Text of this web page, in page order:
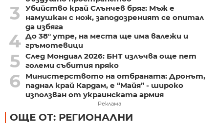
3
Убийство край Слънчев бряг: Мъж е
намушкан с нож, заподозреният се опитал
да избяга
4 До 38° утре, на места ще има валежи и
гръмотевици
5 След Мондиал 2026: БНТ излъчва още пет
големи събития пряко
6
Министерството на отбраната: Дронът,
паднал край Кардам, е “Майя” - широко
използван от украинската армия
Реклама
ОЩЕ ОТ: РЕГИОНАЛНИ